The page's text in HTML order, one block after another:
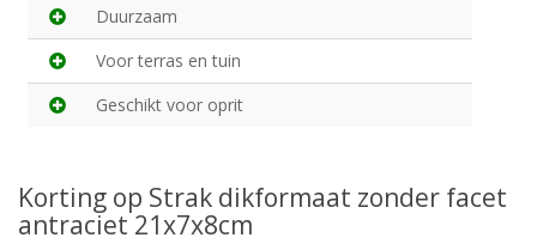
Duurzaam
Voor terras en tuin
Geschikt voor oprit
Korting op Strak dikformaat zonder facet
antraciet 21x7x8cm